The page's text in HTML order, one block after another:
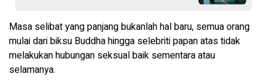
Masa selibat yang panjang bukanlah hal baru, semua orang
mulai dari biksu Buddha hingga selebriti papan atas tidak
melakukan hubungan seksual baik sementara atau
selamanya.